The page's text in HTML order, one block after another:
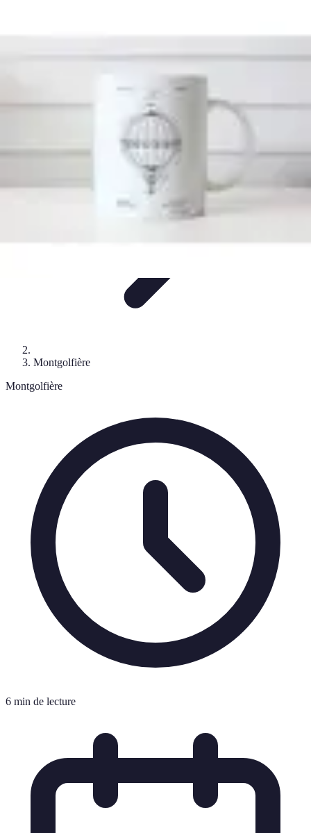
Montgolfière
Montgolfière
Montgolfière
6 min de lecture